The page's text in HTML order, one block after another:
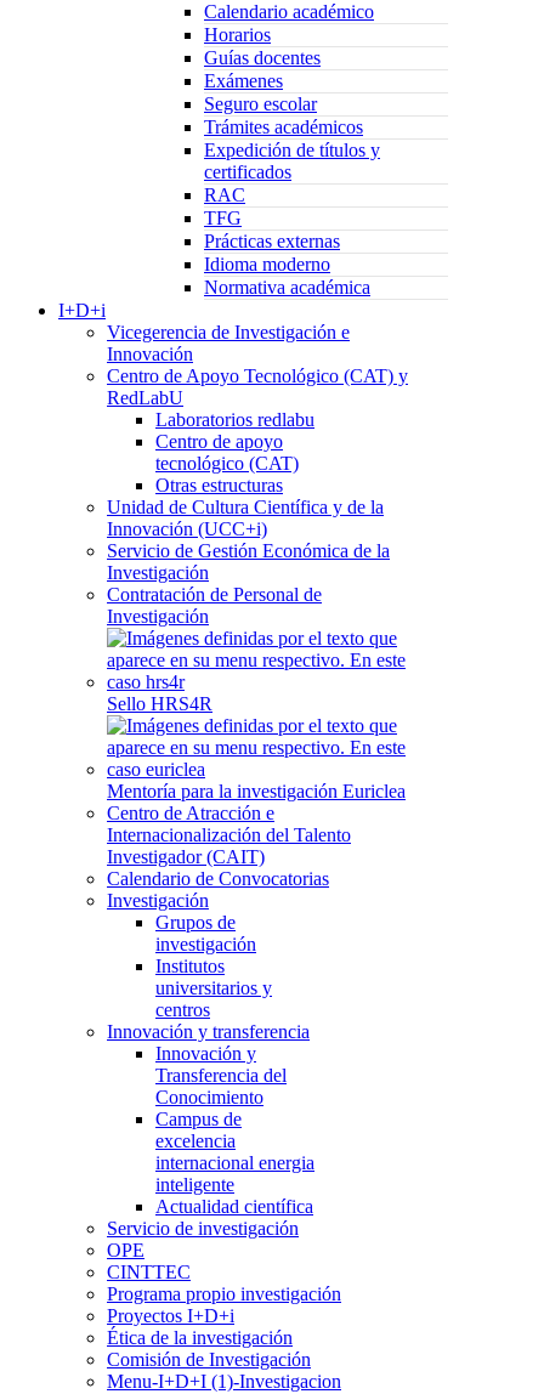
Calendario académico
Horarios
Guías docentes
Exámenes
Seguro escolar
Trámites académicos
Expedición de títulos y
certificados
RAC
TFG
Prácticas externas
Idioma moderno
Normativa académica
I+D+i
Vicegerencia de Investigación e
Innovación
Centro de Apoyo Tecnológico (CAT) y
RedLabU
Laboratorios redlabu
Centro de apoyo
tecnológico (CAT)
Otras estructuras
Unidad de Cultura Científica y de la
Innovación (UCC+i)
Servicio de Gestión Económica de la
Investigación
Contratación de Personal de
Investigación
Sello HRS4R
Mentoría para la investigación Euriclea
Centro de Atracción e
Internacionalización del Talento
Investigador (CAIT)
Calendario de Convocatorias
Investigación
Grupos de
investigación
Institutos
universitarios y
centros
Innovación y transferencia
Innovación y
Transferencia del
Conocimiento
Campus de
excelencia
internacional energia
inteligente
Actualidad científica
Servicio de investigación
OPE
CINTTEC
Programa propio investigación
Proyectos I+D+i
Ética de la investigación
Comisión de Investigación
Menu-I+D+I (1)-Investigacion